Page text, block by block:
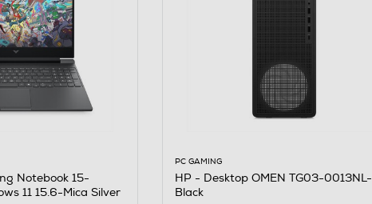
Notebook 15-
11 15.6-Mica Silver
PC GAMING
HP - Desktop OMEN TG03-0013NL-
Black